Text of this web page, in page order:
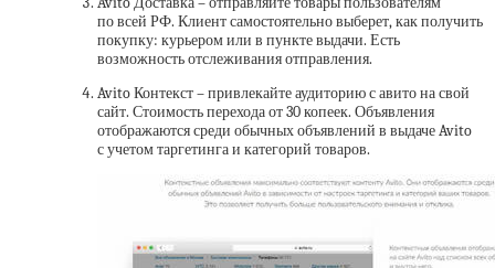
по всей РФ. Клиент самостоятельно выберет, как получить
покупку: курьером или в пункте выдачи. Есть
возможность отслеживания отправления.
Avito Контекст – привлекайте аудиторию с авито на свой
сайт. Стоимость перехода от 30 копеек. Объявления
отображаются среди обычных объявлений в выдаче Avito
с учетом таргетинга и категорий товаров.